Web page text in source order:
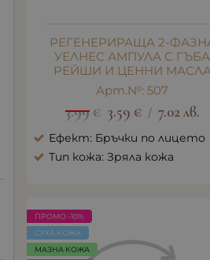
РЕГЕНЕРИРАЩА 2-
УЕЛНЕС АМПУЛА С ГЪБА
РЕЙШИ И ЦЕННИ
Арт.№: 507
3.99 € 3.59 € / 7.02лв.
Ефект: Бръчки по лицето
Тип кожа: Зряла кожа
ПРОМО -10%
СУХА КОЖА
МАЗНА КОЖА